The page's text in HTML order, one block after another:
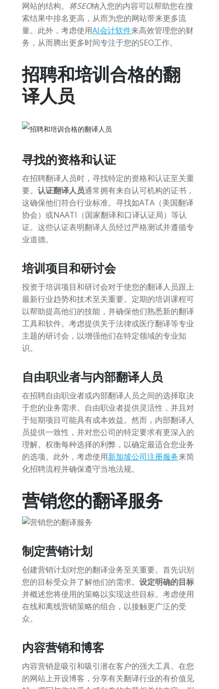
网站的结构。 将SEO纳入您的内容可以帮助您在搜
索结果中排名更高，从而为您的网站带来更多流
量。此外，考虑使用AI会计软件来高效管理您的财
务，从而腾出更多时间专注于您的SEO工作。
招聘和培训合格的翻
译人员
寻找的资格和认证
在招聘翻译人员时，寻找特定的资格和认证至关重
要。 认证翻译人员通常拥有来自认可机构的证书，
这确保他们符合行业标准。寻找如ATA（美国翻译
协会）或NAATI（国家翻译和口译认证局）等认
证。这些认证表明翻译人员经过严格测试并遵循专
业道德。
培训项目和研讨会
投资于培训项目和研讨会对于使您的翻译人员跟上
最新行业趋势和技术至关重要。定期的培训课程可
以帮助提高他们的技能，并确保他们熟悉新的翻译
工具和软件。考虑提供关于法律或医疗翻译等专业
主题的研讨会，以增强他们在特定领域的专业知
识。
自由职业者与内部翻译人员
在招聘自由职业者或内部翻译人员之间的选择取决
于您的业务需求。自由职业者提供灵活性，并且对
于短期项目可能具有成本效益。然而，内部翻译人
员提供一致性，并对您公司的特定要求有更深入的
理解。权衡每种选择的利弊，以确定最适合您业务
的选项。此外，考虑使用新加坡公司注册服务来简
化招聘流程并确保遵守当地法规。
营销您的翻译服务
制定营销计划
创建营销计划对您的翻译业务至关重要。首先识别
您的目标受众并了解他们的需求。 设定明确的目标
并概述您将使用的策略以实现这些目标。考虑使用
在线和离线营销策略的组合，以接触更广泛的受
众。
内容营销和博客
内容营销是吸引和吸引潜在客户的强大工具。在您
的网站上开设博客，分享有关翻译行业的有价值见